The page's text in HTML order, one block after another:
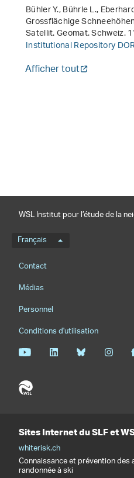
Bühler Y., Bührle L.,
Grossflächige
Satellit. Geomat. Schweiz.
Institutional Repository
Afficher tout
WSL Institut pour l’étude de la
Menu de langue
Français
Footernavigation
Contact
Médias
Personnel
Conditions d'utilisation
Sites Internet du SLF et
whiterisk.ch
Connaissance et prévention des
randonnée à ski